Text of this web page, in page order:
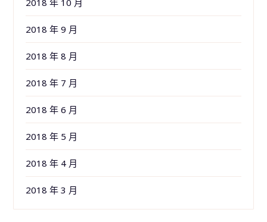
2018 年 10 月
2018 年 9 月
2018 年 8 月
2018 年 7 月
2018 年 6 月
2018 年 5 月
2018 年 4 月
2018 年 3 月